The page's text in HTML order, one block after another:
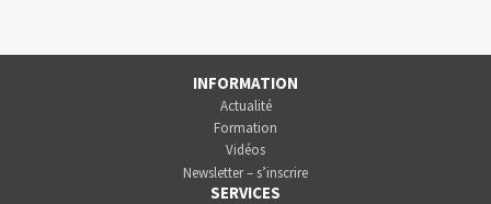
INFORMATION
Actualité
Formation
Vidéos
Newsletter – s’inscrire
SERVICES